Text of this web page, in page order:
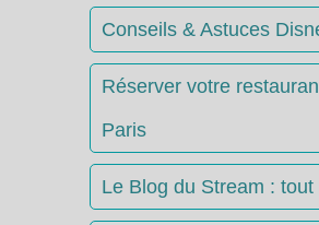
Conseils & Astuces
Réserver votre
Paris
Le Blog du Stream :